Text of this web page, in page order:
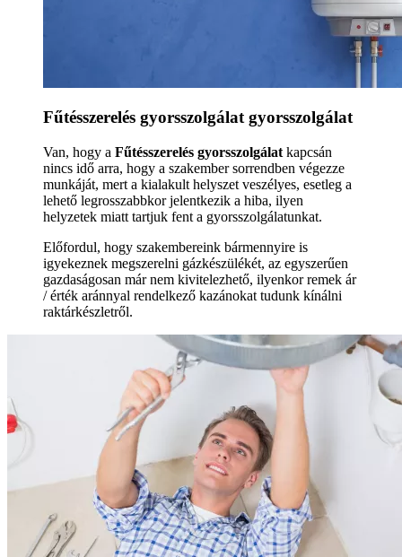
Fűtésszerelés gyorsszolgálat gyorsszolgálat
Van, hogy a Fűtésszerelés gyorsszolgálat kapcsán
nincs idő arra, hogy a szakember sorrendben végezze
munkáját, mert a kialakult helyszet veszélyes, esetleg a
lehető legrosszabbkor jelentkezik a hiba, ilyen
helyzetek miatt tartjuk fent a gyorsszolgálatunkat.
Előfordul, hogy szakembereink bármennyire is
igyekeznek megszerelni gázkészülékét, az egyszerűen
gazdaságosan már nem kivitelezhető, ilyenkor remek ár
/ érték aránnyal rendelkező kazánokat tudunk kínálni
raktárkészletről.